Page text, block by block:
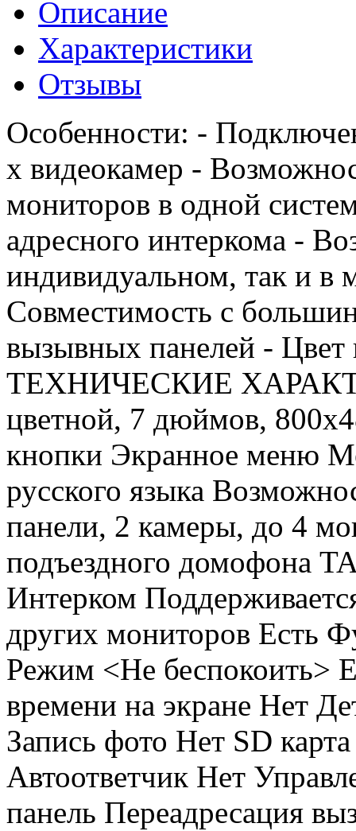
Описание
Характеристики
Отзывы
Особенности: -
х видеокамер -
мониторов в одной
адресного интеркома -
индивидуальном, так и в
Совместимость с
вызывных панелей - Цвет
ТЕХНИЧЕСКИЕ
цветной, 7 дюймов,
кнопки Экранное меню
русского языка
панели, 2 камеры, до 4
подъездного домофона
Интерком
других мониторов Есть
Режим <Не беспокоить>
времени на экране Нет
Запись фото Нет SD
Автоответчик Нет
панель Переадресация